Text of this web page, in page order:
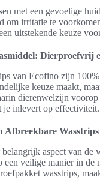
met een gevoelige
om irritatie te
uitstekende keuze
Dierproefvrij
van Ecofino zijn
keuze maakt,
dierenwelzijn voorop
je inlevert op effectiviteit.
Afbreekbare Wasstrips
belangrijk aspect van de
een veilige manier in de
wasstrips,